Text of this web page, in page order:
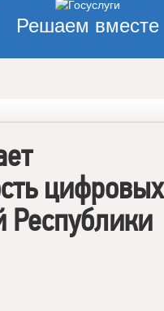
Решаем вместе
цифровых
Республики